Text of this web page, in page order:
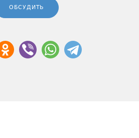
ОБСУДИТЬ